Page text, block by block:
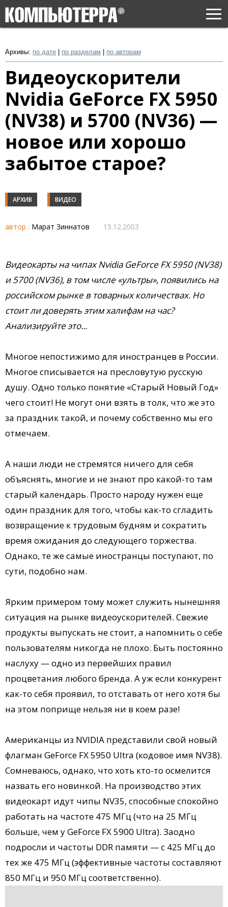
Архивы: по дате по разделам по авторам
Видеоускорители
Nvidia GeForce FX 5950
(NV38) и 5700 (NV36) —
новое или хорошо
забытое старое?
АРХИВ ВИДЕО
автор : Марат Зиннатов 15.12.2003
Видеокарты на чипах Nvidia GeForce FX 5950 (NV38)
и 5700 (NV36), в том числе «ультры», появились на
российском рынке в товарных количествах. Но
стоит ли доверять этим халифам на час?
Анализируйте это...
Многое непостижимо для иностранцев в России.
Многое списывается на пресловутую русскую
душу. Одно только понятие «Старый Новый Год»
чего стоит! Не могут они взять в толк, что же это
за праздник такой, и почему собственно мы его
отмечаем.
А наши люди не стремятся ничего для себя
объяснять, многие и не знают про какой-то там
старый календарь. Просто народу нужен еще
один праздник для того, чтобы как-то сгладить
возвращение к трудовым будням и сократить
время ожидания до следующего торжества.
Однако, те же самые иностранцы поступают, по
сути, подобно нам.
Ярким примером тому может служить нынешняя
ситуация на рынке видеоускорителей. Свежие
продукты выпускать не стоит, а напомнить о себе
пользователям никогда не плохо. Быть постоянно
наслуху — одно из первейших правил
процветания любого бренда. А уж если конкурент
как-то себя проявил, то отставать от него хотя бы
на этом поприще нельзя ни в коем разе!
Американцы из NVIDIA представили свой новый
флагман GeForce FX 5950 Ultra (кодовое имя NV38).
Сомневаюсь, однако, что хоть кто-то осмелится
назвать его новинкой. На производство этих
видеокарт идут чипы NV35, способные спокойно
работать на частоте 475 МГц (что на 25 МГц
больше, чем у GeForce FX 5900 Ultra). Заодно
подросли и частоты DDR памяти — с 425 МГц до
тех же 475 МГц (эффективные частоты составляют
850 МГц и 950 МГц соответственно).